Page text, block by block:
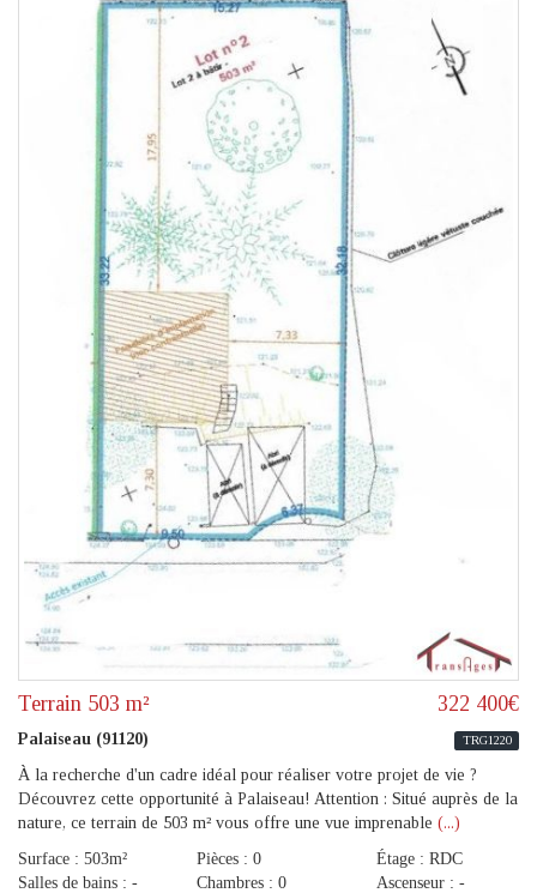
Terrain 503 m² 322 400€
Palaiseau (91120) TRG1220
À la recherche d'un cadre idéal pour réaliser votre projet de vie ?
Découvrez cette opportunité à Palaiseau! Attention : Situé auprès de la
nature, ce terrain de 503 m² vous offre une vue imprenable (...)
Surface : 503m²
Salles de bains : -
Pièces : 0
Chambres : 0
Étage : RDC
Ascenseur : -